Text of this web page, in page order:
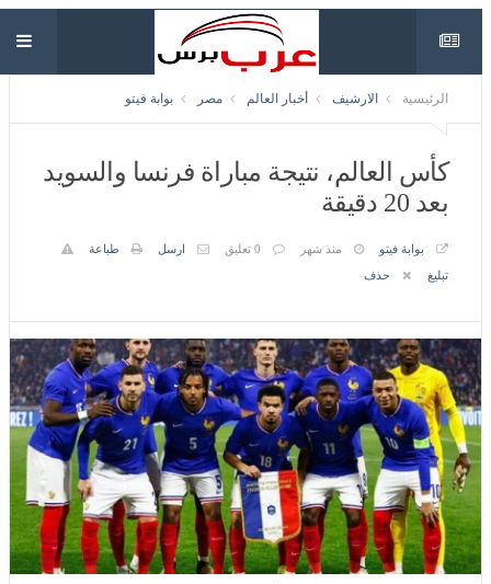
الرئيسية الارشيف أخبار العالم بوابة فيتو
كأس العالم، نتيجة مباراة فرنسا والسويد
بعد 20 دقيقة